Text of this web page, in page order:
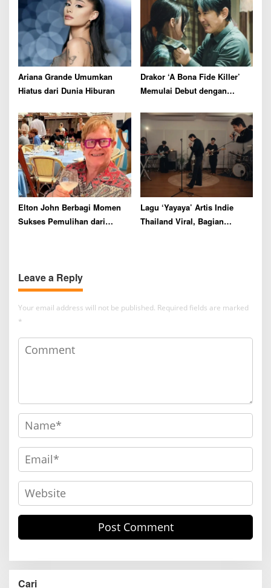
Ariana Grande Umumkan
Hiatus dari Dunia Hiburan
Drakor ‘A Bona Fide Killer’
Memulai Debut dengan
Elton John Berbagi Momen
Sukses Pemulihan dari
Lagu ‘Yayaya’ Artis Indie
Thailand Viral, Bagian
Leave a Reply
Your email address will not be published. Required fields are marked
*
Cari